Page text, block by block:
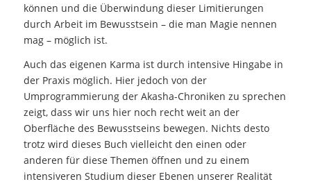
können und die Überwindung dieser Limitierungen
durch Arbeit im Bewusstsein – die man Magie nennen
mag – möglich ist.
Auch das eigenen Karma ist durch intensive Hingabe in
der Praxis möglich. Hier jedoch von der
Umprogrammierung der Akasha-Chroniken zu sprechen
zeigt, dass wir uns hier noch recht weit an der
Oberfläche des Bewusstseins bewegen. Nichts desto
trotz wird dieses Buch vielleicht den einen oder
anderen für diese Themen öffnen und zu einem
intensiveren Studium dieser Ebenen unserer Realität